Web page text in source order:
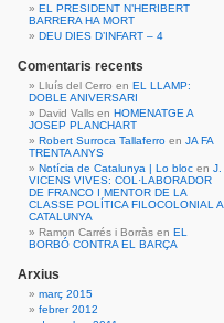
EL PRESIDENT N’HERIBERT
BARRERA HA MORT
DEU DIES D’INFART – 4
Comentaris recents
Lluís del Cerro en EL LLAMP:
DOBLE ANIVERSARI
David Valls en HOMENATGE A
JOSEP PLANCHART
Robert Surroca Tallaferro en JA FA
TRENTA ANYS
Notícia de Catalunya | Lo bloc en J.
VICENS VIVES: COL·LABORADOR
DE FRANCO I MENTOR DE LA
CLASSE POLÍTICA FILOCOLONIAL A
CATALUNYA
Ramon Carrés i Borràs en EL
BORBÓ CONTRA EL BARÇA
Arxius
març 2015
febrer 2012